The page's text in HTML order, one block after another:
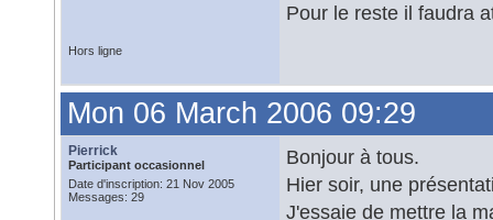
Pour le reste il faudra
Hors ligne
Mon 06 March 2006 09:29
Pierrick
Participant occasionnel
Date d'inscription: 21 Nov 2005
Messages: 29
Bonjour à tous.
Hier soir, une
J'essaie de mettre la